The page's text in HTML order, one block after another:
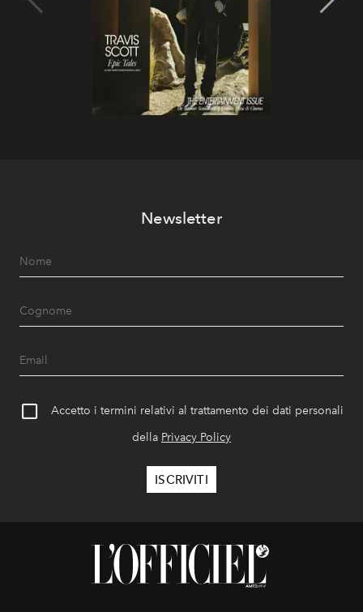
Newsletter
Accetto i termini relativi al trattamento dei dati personali
della Privacy Policy